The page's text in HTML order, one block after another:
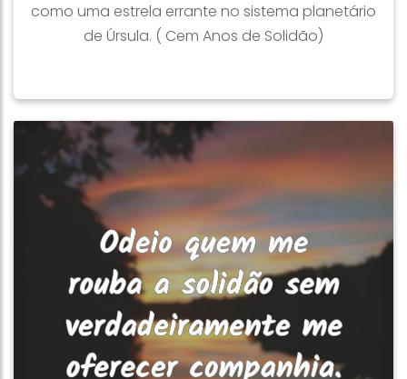
como uma estrela errante no sistema planetário
de Úrsula. ( Cem Anos de Solidão)